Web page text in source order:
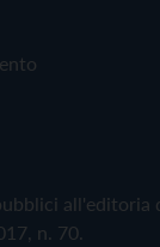
all'editoria
n. 70.